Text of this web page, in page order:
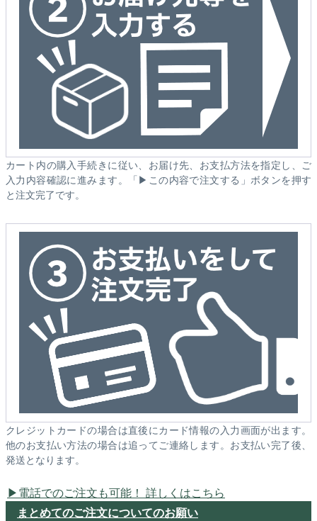
カート内の購入手続きに従い、お届け先、お支払方法を指定し、ご
入力内容確認に進みます。「▶この内容で注文する」ボタンを押す
と注文完了です。
クレジットカードの場合は直後にカード情報の入力画面が出ます。
他のお支払い方法の場合は追ってご連絡します。お支払い完了後、
発送となります。
電話でのご注文も可能！ 詳しくはこちら
まとめてのご注文についてのお願い